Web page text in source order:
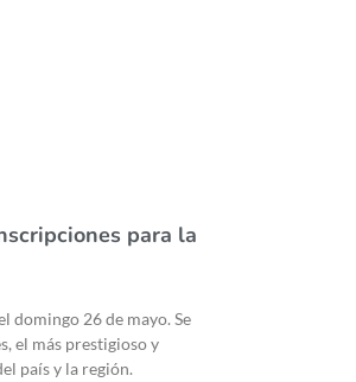
para la
domingo 26 de mayo. Se
el más prestigioso y
país y la región.